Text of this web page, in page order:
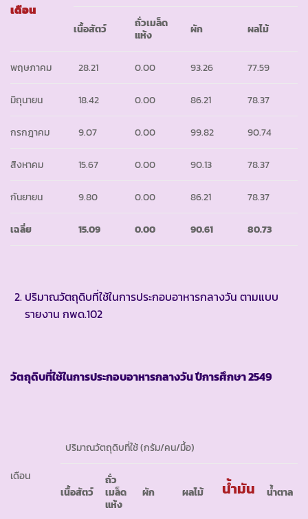
เดือน
เนื้อสัตว์
ถั่วเมล็ด
แห้ง
ผัก ผลไม้
พฤษภาคม 28.21 0.00 93.26 77.59
มิถุนายน 18.42 0.00 86.21 78.37
กรกฎาคม 9.07 0.00 99.82 90.74
สิงหาคม 15.67 0.00 90.13 78.37
กันยายน 9.80 0.00 86.21 78.37
เฉลี่ย 15.09 0.00 90.61 80.73
ปริมาณวัตถุดิบที่ใช้ในการประกอบอาหารกลางวัน ตามแบบ
รายงาน กพด.102
วัตถุดิบที่ใช้ในการประกอบอาหารกลางวัน ปีการศึกษา2549
เดือน
ปริมาณวัตถุดิบที่ใช้ (กรัม/คน/มื้อ)
เนื้อสัตว์
ถั่ว
เมล็ด
แห้ง
ผัก ผลไม้ น้ำมัน น้ำตาล